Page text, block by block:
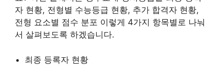
자 현황, 전형별 수능등급 현황, 추가 합격자 현황,
전형 요소별 점수 분포 이렇게 4가지 항목별로 나눠
서 살펴보도록 하겠습니다.
최종 등록자 현황